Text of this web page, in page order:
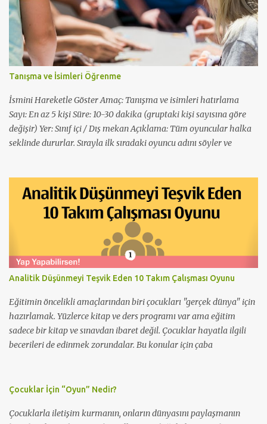
Tanışma ve İsimleri Öğrenme
İsmini Hareketle Göster Amaç: Tanışma ve isimleri hatırlama
Sayı: En az 5 kişi Süre: 10-30 dakika (gruptaki kişi sayısına göre
değişir) Yer: Sınıf içi / Dış mekan Açıklama: Tüm oyuncular halka
seklinde dururlar. Sırayla ilk sıradaki oyuncu adını söyler ve
Ardın ikinci sıradaki oyuncu adını söyler ve ardından bir hareket,
şekil ya da mimik yapar. Yine daha sonra Ardından tüm
oyuncularla o kişinin ismi yüksek sesle söylenir ve hareketi
yapılır. Oyuncuların hepsi isimlerini ve hareketlerini bitirdikten
sonra sırayla herkesin adı söylenir ve hareketi yapılır. Öneri: Bu
oyun “isim ve hareket” dışında; “isim ve hayvan sesi”, “isim ve
meyve” gibi farklı şekillerde de oynanabilir. Üç Parmak Amaç:
Tanışmak ve ısınma Sayı: En az 10 kişi Süre: 10 dakika Yer: Sınıf içi
/ Dış mekan Açıklama: Tüm oyuncular üç parmaklarını havaya
kaldırırlar. İşa...
Analitik Düşünmeyi Teşvik Eden 10 Takım Çalışması Oyunu
Eğitimin öncelikli amaçlarından biri çocukları "gerçek dünya" için
hazırlamak. Yüzlerce kitap ve ders programı var ama eğitim
sadece bir kitap ve sınavdan ibaret değil. Çocuklar hayatla ilgili
becerileri de edinmek zorundalar. Bu konular için çaba
işbirliğine ve iletişim kurmaya teşvik edebilir, eğlenceli ama bir o
Çocuklar İçin “Oyun” Nedir?
Çocuklarla iletişim kurmanın, onların dünyasını paylaşmanın